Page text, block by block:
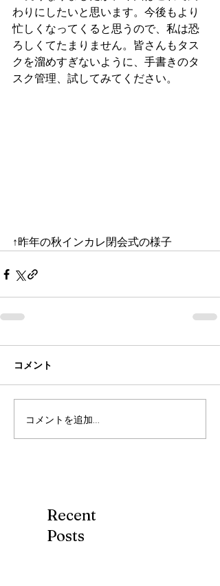
わりにしたいと思います。今後もより
忙しくなってくると思うので、私は恐
ろしくてたまりません。皆さんもタス
クを溜めすぎないように、手書きのタ
スク管理、試してみてください。
↑昨年の秋インカレ閉会式の様子
コメント
コメントを追加…
Recent
Posts